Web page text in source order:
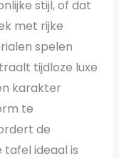
stijl, of dat
met rijke
spelen
tijdloze luxe
karakter
te
de
ideaal is